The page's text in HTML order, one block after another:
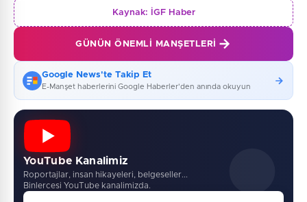
Kaynak: İGF Haber
GÜNÜN ÖNEMLI MANŞETLERI
Google News'te Takip Et
E-Manşet haberlerini Google Haberler'den anında okuyun
YouTube Kanalimiz
Roportajlar, insan hikayeleri, belgeseller...
Binlercesi YouTube kanalimizda.